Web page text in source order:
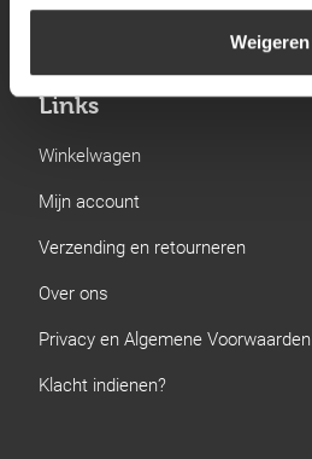
Weigeren
Gastechniek
Links
Winkelwagen
Mijn account
Verzending en retourneren
Over ons
Privacy en Algemene Voorwaarden
Klacht indienen?